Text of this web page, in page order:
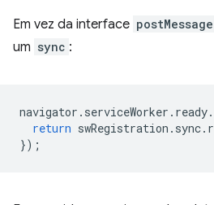
Em vez da interface
um sync :
navigator . serviceWorker . ready.
return swRegistration . sync.
});